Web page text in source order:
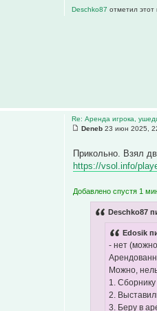
Deschko87отметил этот
Re: Аренда игрока,
Deneb 23 июн 2025,
Прикольно. Взял
https://vsol.info/
Добавлено спустя 1
Deschko87
Edosik
- нет
Можно,
1.
2.
3. Беру в